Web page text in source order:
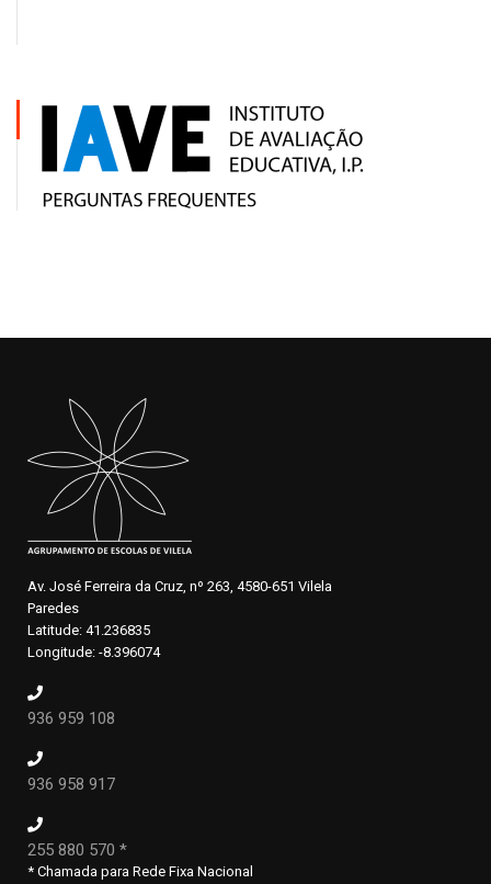
Av. José Ferreira da Cruz, nº 263, 4580-651 Vilela
Paredes
Latitude: 41.236835
Longitude: -8.396074
936 959 108
936 958 917
255 880 570 *
* Chamada para Rede Fixa Nacional